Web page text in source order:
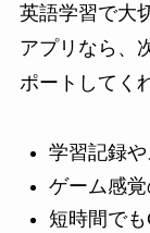
英語学習で大
アプリなら、
ポートしてく
学習記録
ゲーム感
短時間で